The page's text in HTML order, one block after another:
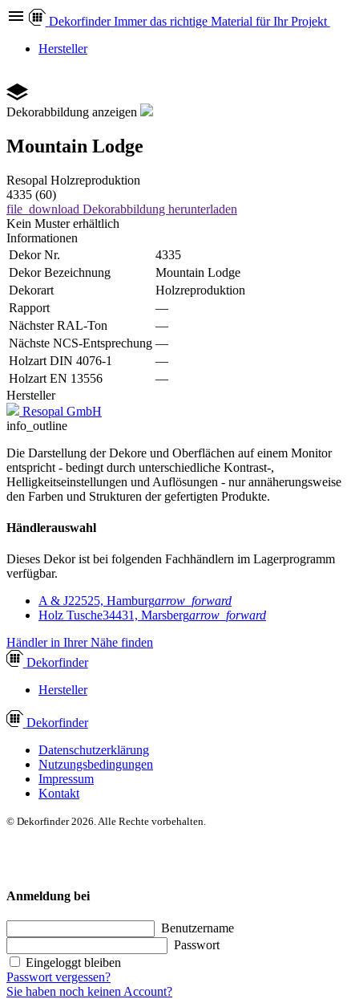
Dekorfinder Immer das richtige Material für Ihr Projekt
Hersteller
Dekorabbildung anzeigen
Mountain Lodge
Resopal Holzreproduktion
4335 (60)
file_download Dekorabbildung herunterladen
Kein Muster erhältlich
Informationen
Dekor Nr.
4335
Dekor Bezeichnung
Mountain Lodge
Dekorart
Holzreproduktion
Rapport
—
Nächster RAL-Ton
—
Nächste NCS-Entsprechung —
Holzart DIN 4076-1
—
Holzart EN 13556
—
Hersteller
Resopal GmbH
info_outline
Die Darstellung der Dekore und Oberflächen auf einem Monitor
entspricht - bedingt durch unterschiedliche Kontrast-,
Helligkeitseinstellungen und Auflösungen - nur annäherungsweise
den Farben und Strukturen der gefertigten Produkte.
Händlerauswahl
Dieses Dekor ist bei folgenden Fachhändlern im Lagerprogramm
verfügbar.
A & J22525, Hamburgarrow_forward
Holz Tusche34431, Marsbergarrow_forward
Händler in Ihrer Nähe finden
Dekorfinder
Hersteller
Dekorfinder
Datenschutzerklärung
Nutzungsbedingungen
Impressum
Kontakt
© Dekorfinder 2026. Alle Rechte vorbehalten.
Anmeldung bei
Benutzername
Passwort
Eingeloggt bleiben
Passwort vergessen?
Sie haben noch keinen Account?